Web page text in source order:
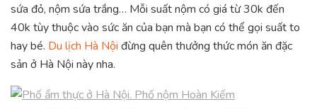
sứa đỏ, nộm sứa trắng… Mỗi suất nộm có giá từ 30k đến
40k tùy thuộc vào sức ăn của bạn mà bạn có thể gọi suất to
hay bé. Du lịch Hà Nội đừng quên thưởng thức món ăn đặc
sản ở Hà Nội này nha.